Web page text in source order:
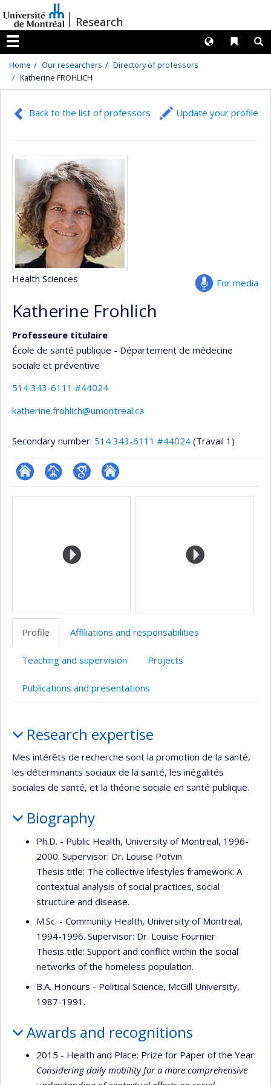
au
contenu
/Research
Menu
Liens
Langues
Home Our researchers
Directory of professors
Katherine FROHLICH
Back to the list of professors Update your profile
For media
Health Sciences
Katherine Frohlich
Professeure titulaire
École de santé publique - Département de médecine
sociale et préventive
514 343-6111 #44024
katherine.frohlich@umontreal.ca
Secondary number: 514 343-6111 #44024 (Travail 1)
ResearchGate
Page GoogleAutre
Media
Profile Affiliations and responsabilities
Teaching and supervision Projects
Publications and presentations
Research expertise
Mes intérêts de recherche sont la promotion de la santé,
les déterminants sociaux de la santé, les inégalités
sociales de santé, et la théorie sociale en santé publique.
Biography
Ph.D. - Public Health, University of Montreal, 1996-
2000. Supervisor: Dr. Louise Potvin
Thesis title: The collective lifestyles framework: A
contextual analysis of social practices, social
structure and disease.
M.Sc. - Community Health, University of Montreal,
1994-1996. Supervisor: Dr. Louise Fournier
Thesis title: Support and conflict within the social
networks of the homeless population.
B.A. Honours - Political Science, McGill University,
1987-1991.
Awards and recognitions
2015 - Health and Place: Prize for Paper of the Year:
Considering daily mobility for a more comprehensive